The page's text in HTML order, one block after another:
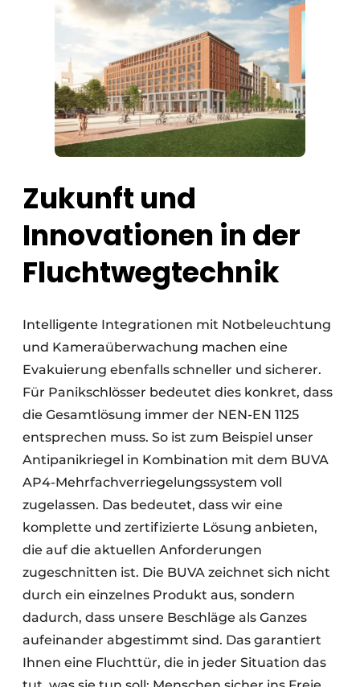
Zukunft und
Innovationen in der
Fluchtwegtechnik
Intelligente Integrationen mit Notbeleuchtung
und Kameraüberwachung machen eine
Evakuierung ebenfalls schneller und sicherer.
Für Panikschlösser bedeutet dies konkret, dass
die Gesamtlösung immer der NEN-EN 1125
entsprechen muss. So ist zum Beispiel unser
Antipanikriegel in Kombination mit dem BUVA
AP4-Mehrfachverriegelungssystem voll
zugelassen. Das bedeutet, dass wir eine
komplette und zertifizierte Lösung anbieten,
die auf die aktuellen Anforderungen
zugeschnitten ist. Die BUVA zeichnet sich nicht
durch ein einzelnes Produkt aus, sondern
dadurch, dass unsere Beschläge als Ganzes
aufeinander abgestimmt sind. Das garantiert
Ihnen eine Fluchttür, die in jeder Situation das